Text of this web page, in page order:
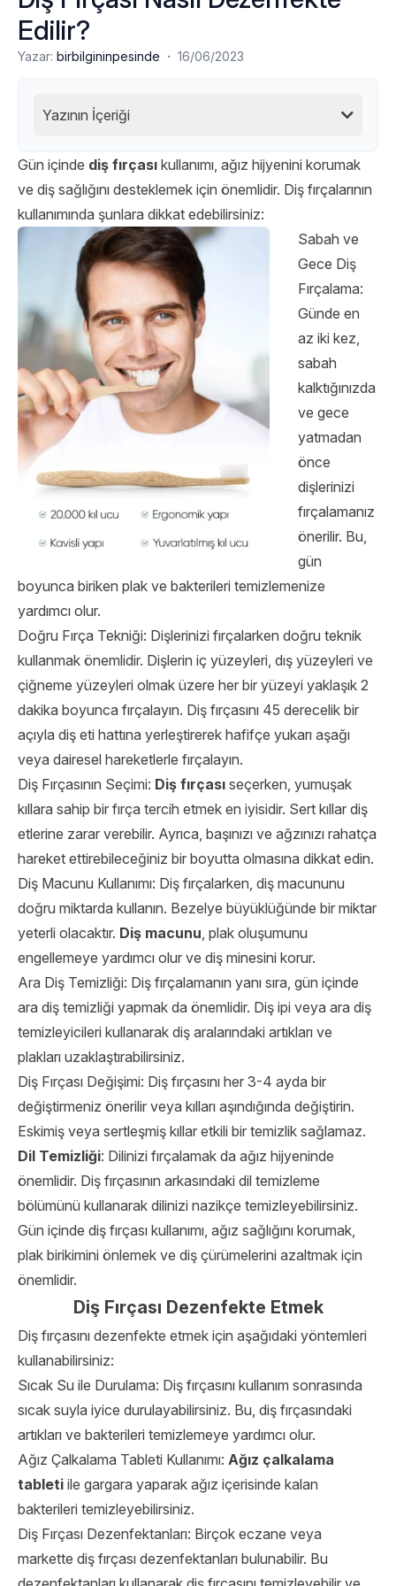
Edilir?
Yazar: birbilgininpesinde · 16/06/2023
Yazının İçeriği
Gün içinde diş fırçası kullanımı, ağız hijyenini korumak
ve diş sağlığını desteklemek için önemlidir. Diş fırçalarının
kullanımında şunlara dikkat edebilirsiniz:
Sabah ve
Gece Diş
Fırçalama:
Günde en
az iki kez,
sabah
kalktığınızda
ve gece
yatmadan
önce
dişlerinizi
fırçalamanız
önerilir. Bu,
gün
boyunca biriken plak ve bakterileri temizlemenize
yardımcı olur.
Doğru Fırça Tekniği: Dişlerinizi fırçalarken doğru teknik
kullanmak önemlidir. Dişlerin iç yüzeyleri, dış yüzeyleri ve
çiğneme yüzeyleri olmak üzere her bir yüzeyi yaklaşık 2
dakika boyunca fırçalayın. Diş fırçasını 45 derecelik bir
açıyla diş eti hattına yerleştirerek hafifçe yukarı aşağı
veya dairesel hareketlerle fırçalayın.
Diş Fırçasının Seçimi: Diş fırçası seçerken, yumuşak
kıllara sahip bir fırça tercih etmek en iyisidir. Sert kıllar diş
etlerine zarar verebilir. Ayrıca, başınızı ve ağzınızı rahatça
hareket ettirebileceğiniz bir boyutta olmasına dikkat edin.
Diş Macunu Kullanımı: Diş fırçalarken, diş macununu
doğru miktarda kullanın. Bezelye büyüklüğünde bir miktar
yeterli olacaktır. Diş macunu, plak oluşumunu
engellemeye yardımcı olur ve diş minesini korur.
Ara Diş Temizliği: Diş fırçalamanın yanı sıra, gün içinde
ara diş temizliği yapmak da önemlidir. Diş ipi veya ara diş
temizleyicileri kullanarak diş aralarındaki artıkları ve
plakları uzaklaştırabilirsiniz.
Diş Fırçası Değişimi: Diş fırçasını her 3-4 ayda bir
değiştirmeniz önerilir veya kılları aşındığında değiştirin.
Eskimiş veya sertleşmiş kıllar etkili bir temizlik sağlamaz.
Dil Temizliği: Dilinizi fırçalamak da ağız hijyeninde
önemlidir. Diş fırçasının arkasındaki dil temizleme
bölümünü kullanarak dilinizi nazikçe temizleyebilirsiniz.
Gün içinde diş fırçası kullanımı, ağız sağlığını korumak,
plak birikimini önlemek ve diş çürümelerini azaltmak için
önemlidir.
Diş Fırçası Dezenfekte Etmek
Diş fırçasını dezenfekte etmek için aşağıdaki yöntemleri
kullanabilirsiniz:
Sıcak Su ile Durulama: Diş fırçasını kullanım sonrasında
sıcak suyla iyice durulayabilirsiniz. Bu, diş fırçasındaki
artıkları ve bakterileri temizlemeye yardımcı olur.
Ağız Çalkalama Tableti Kullanımı: Ağız çalkalama
tableti ile gargara yaparak ağız içerisinde kalan
bakterileri temizleyebilirsiniz.
Diş Fırçası Dezenfektanları: Birçok eczane veya
markette diş fırçası dezenfektanları bulunabilir. Bu